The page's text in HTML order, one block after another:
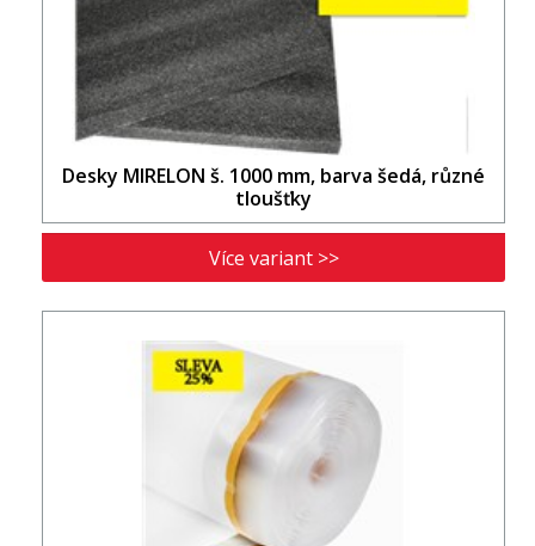
Desky MIRELON š. 1000 mm, barva šedá, různé
tloušťky
Více variant >>